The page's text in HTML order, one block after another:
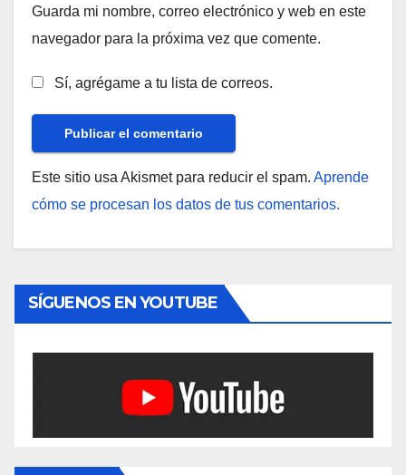
Guarda mi nombre, correo electrónico y web en este
navegador para la próxima vez que comente.
Sí, agrégame a tu lista de correos.
Este sitio usa Akismet para reducir el spam. Aprende
cómo se procesan los datos de tus comentarios.
SÍGUENOS EN YOUTUBE